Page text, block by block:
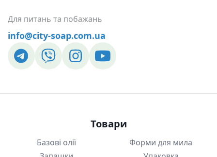
Для питань та побажань
info@city-soap.com.ua
Товари
Базові олії
Форми для мила